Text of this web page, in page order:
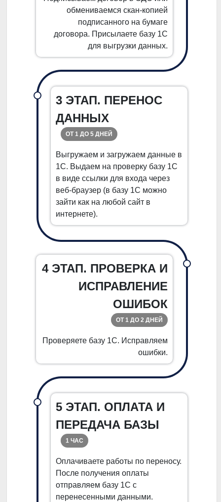
обмениваемся скан-копией
подписанного на бумаге
договора. Присылаете базу 1С
для выгрузки данных.
3 ЭТАП. ПЕРЕНОС
ДАННЫХ
ОТ 1 ДО 5 ДНЕЙ
Выгружаем и загружаем данные в
1С. Выдаем на проверку базу 1С
в виде ссылки для входа через
веб-браузер (в базу 1С можно
зайти как на любой сайт в
интернете).
4 ЭТАП. ПРОВЕРКА И
ИСПРАВЛЕНИЕ
ОШИБОК
ОТ 1 ДО 2 ДНЕЙ
Проверяете базу 1С. Исправляем
ошибки.
5 ЭТАП. ОПЛАТА И
ПЕРЕДАЧА БАЗЫ
1 ЧАС
Оплачиваете работы по переносу.
После получения оплаты
отправляем базу 1С с
перенесенными данными.